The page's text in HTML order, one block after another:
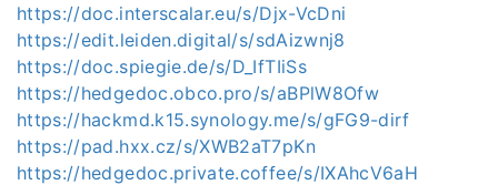
https://doc.interscalar.eu/s/Djx-VcDni
https://edit.leiden.digital/s/sdAizwnj8
https://doc.spiegie.de/s/D_IfTIiSs
https://hedgedoc.obco.pro/s/aBPlW8Ofw
https://hackmd.k15.synology.me/s/gFG9-dirf
https://pad.hxx.cz/s/XWB2aT7pKn
https://hedgedoc.private.coffee/s/IXAhcV6aH